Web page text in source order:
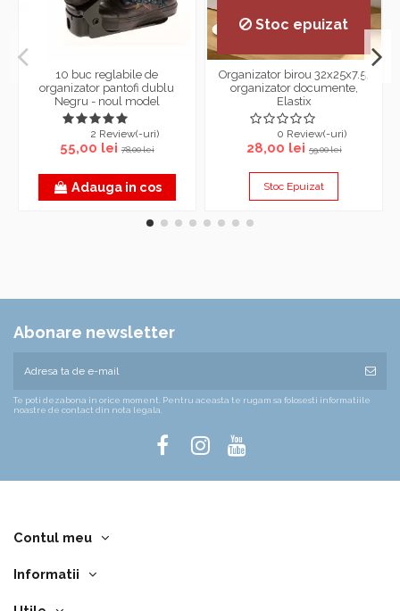
10 buc reglabile de
organizator pantofi dublu
Negru - noul model
2 Review(-uri)
55,00 lei78,00 lei
Adauga in cos
Stoc epuizat
Organizator birou 32x25x7.5,
organizator documente,
Elastix
0 Review(-uri)
28,00 lei 59,00 lei
Stoc Epuizat
Abonare newsletter
Te poti dezabona in orice moment. Pentru aceasta te rugam sa folosesti informatiile
noastre de contact din nota legala.
Contul meu
Informatii